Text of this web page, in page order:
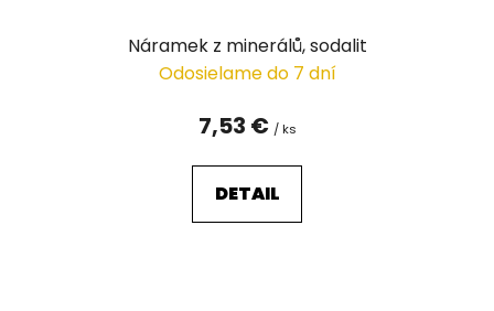
Náramek z minerálů, sodalit
Odosielame do 7 dní
7,53 € / ks
DETAIL